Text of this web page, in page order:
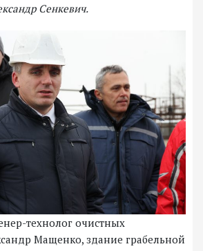
Сенкевич.
технолог очистных
Мащенко, здание грабельной